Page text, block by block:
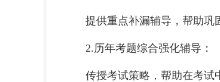
提供重点补漏辅导，帮助巩固
2.历年考题综合强化辅导：
传授考试策略，帮助在考试中